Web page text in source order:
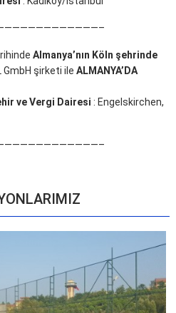
Almanya’nın Köln şehrinde
GmbH şirketi ileALMANYA’DA
ve Vergi Dairesi : Engelskirchen,